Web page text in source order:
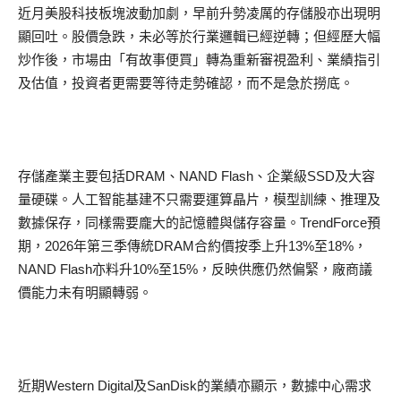
近月美股科技板塊波動加劇，早前升勢凌厲的存儲股亦出現明
顯回吐。股價急跌，未必等於行業邏輯已經逆轉；但經歷大幅
炒作後，市場由「有故事便買」轉為重新審視盈利、業績指引
及估值，投資者更需要等待走勢確認，而不是急於撈底。
存儲產業主要包括DRAM、NAND Flash、企業級SSD及大容
量硬碟。人工智能基建不只需要運算晶片，模型訓練、推理及
數據保存，同樣需要龐大的記憶體與儲存容量。TrendForce預
期，2026年第三季傳統DRAM合約價按季上升13%至18%，
NAND Flash亦料升10%至15%，反映供應仍然偏緊，廠商議
價能力未有明顯轉弱。
近期Western Digital及SanDisk的業績亦顯示，數據中心需求